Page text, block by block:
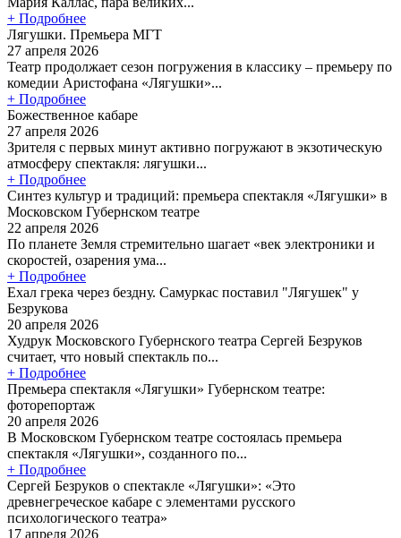
+ Подробнее
Лягушки. Премьера МГТ
27 апреля 2026
Театр продолжает сезон погружения в классику – премьеру по
комедии Аристофана «Лягушки»...
+ Подробнее
Божественное кабаре
27 апреля 2026
Зрителя с первых минут активно погружают в экзотическую
атмосферу спектакля: лягушки...
+ Подробнее
Синтез культур и традиций: премьера спектакля «Лягушки» в
Московском Губернском театре
22 апреля 2026
По планете Земля стремительно шагает «век электроники и
скоростей, озарения ума...
+ Подробнее
Ехал грека через бездну. Самуркас поставил "Лягушек" у
Безрукова
20 апреля 2026
Худрук Московского Губернского театра Сергей Безруков
считает, что новый спектакль по...
+ Подробнее
Премьера спектакля «Лягушки» Губернском театре:
фоторепортаж
20 апреля 2026
В Московском Губернском театре состоялась премьера
спектакля «Лягушки», созданного по...
+ Подробнее
Сергей Безруков о спектакле «Лягушки»: «Это
древнегреческое кабаре с элементами русского
психологического театра»
17 апреля 2026